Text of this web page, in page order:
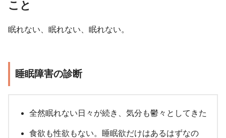
こと
眠れない、眠れない、眠れない。
睡眠障害の診断
全然眠れない日々が続き、気分も鬱々としてきた
食欲も性欲もない。睡眠欲だけはあるはずなの